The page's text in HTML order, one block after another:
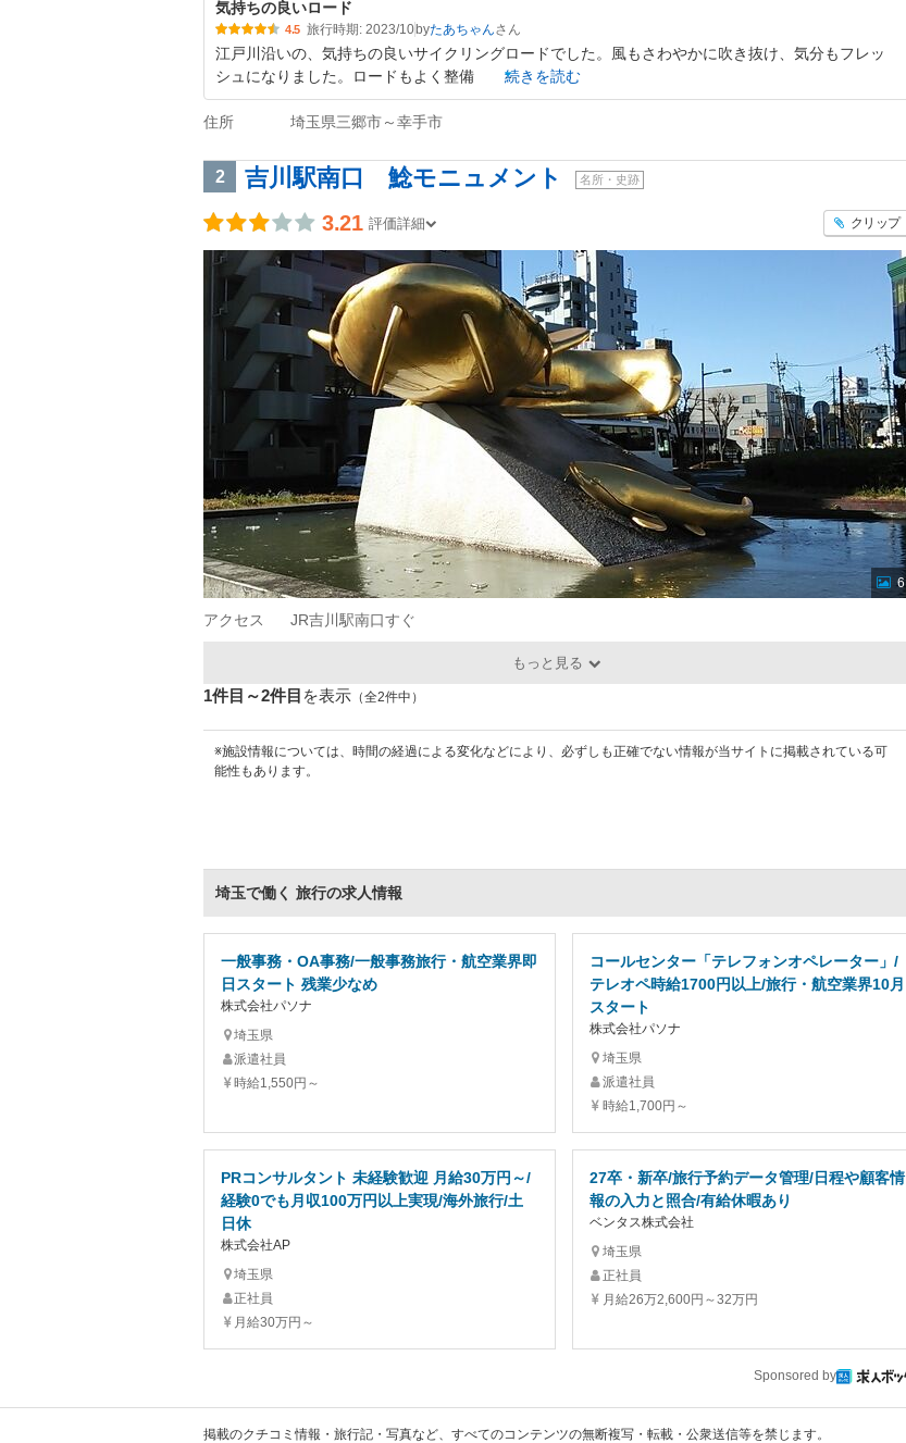
気持ちの良いロード
4.5 旅行時期: 2023/10byたあちゃん
江戸川沿いの、気持ちの良いサイクリングロードでした。風もさわやかに吹き抜け、気分もフレッ
シュになりました。ロードもよく整備
続きを読む
住所 埼玉県三郷市～幸手市
2 吉川駅南口 鯰モニュメント 名所・史跡
3.21 評価詳細 クリップ
6
アクセス JR吉川駅南口すぐ
もっと見る
1件目～2件目 を表示 （全2件中）
※施設情報については、時間の経過による変化などにより、必ずしも正確でない情報が当サイトに掲載されている可
能性もあります。
埼玉で働く 旅行の求人情報
一般事務・OA事務/一般事務旅行・航空業界即
日スタート 残業少なめ
株式会社パソナ
埼玉県
派遣社員
時給1,550円～
コールセンター「テレフォンオペレーター」/
テレオペ時給1700円以上/旅行・航空業界10月
スタート
株式会社パソナ
埼玉県
派遣社員
時給1,700円～
PRコンサルタント 未経験歓迎 月給30万円～/
経験0でも月収100万円以上実現/海外旅行/土
日休
株式会社AP
埼玉県
正社員
月給30万円～
27卒・新卒/旅行予約データ管理/日程や顧客情
報の入力と照合/有給休暇あり
ベンタス株式会社
埼玉県
正社員
月給26万2,600円～32万円
Sponsored by
掲載のクチコミ情報・旅行記・写真など、すべてのコンテンツの無断複写・転載・公衆送信等を禁じます。